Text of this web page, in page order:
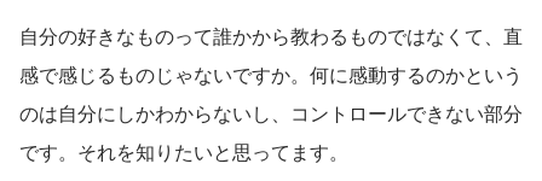
自分の好きなものって誰かから教わるものではなくて、直
感で感じるものじゃないですか。何に感動するのかという
のは自分にしかわからないし、コントロールできない部分
です。それを知りたいと思ってます。